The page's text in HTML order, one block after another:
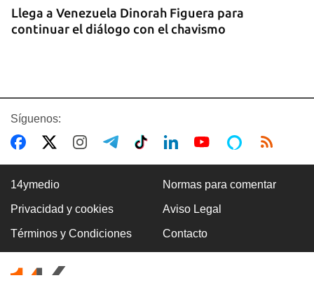
Llega a Venezuela Dinorah Figuera para
continuar el diálogo con el chavismo
VILLA CLARA
Dos fallecidos en el derrumbe de un edificio en
ruinas en Villa Clara
Síguenos:
14ymedio Normas para comentar
Privacidad y cookies Aviso Legal
Términos y Condiciones Contacto